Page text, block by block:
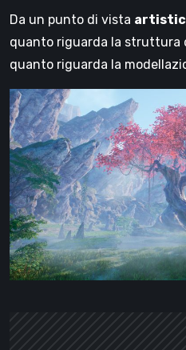
Da un punto di vista
quanto riguarda la struttura
quanto riguarda la